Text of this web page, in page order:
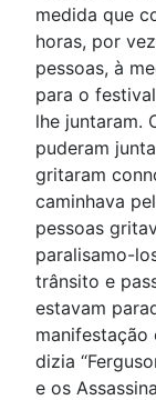
medida que
horas, por
pessoas, à
para o
lhe juntaram.
puderam
gritaram
caminhava
pessoas
paralisamo-
trânsito e
estavam
manifestação
dizia
e os